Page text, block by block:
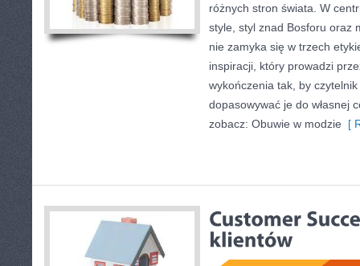
różnych stron świata. W
style, styl znad Bosforu oraz
nie zamyka się w trzech
inspiracji, który prowadzi
wykończenia tak, by czytelnik
dopasowywać je do własnej
zobacz: Obuwie w modzie [